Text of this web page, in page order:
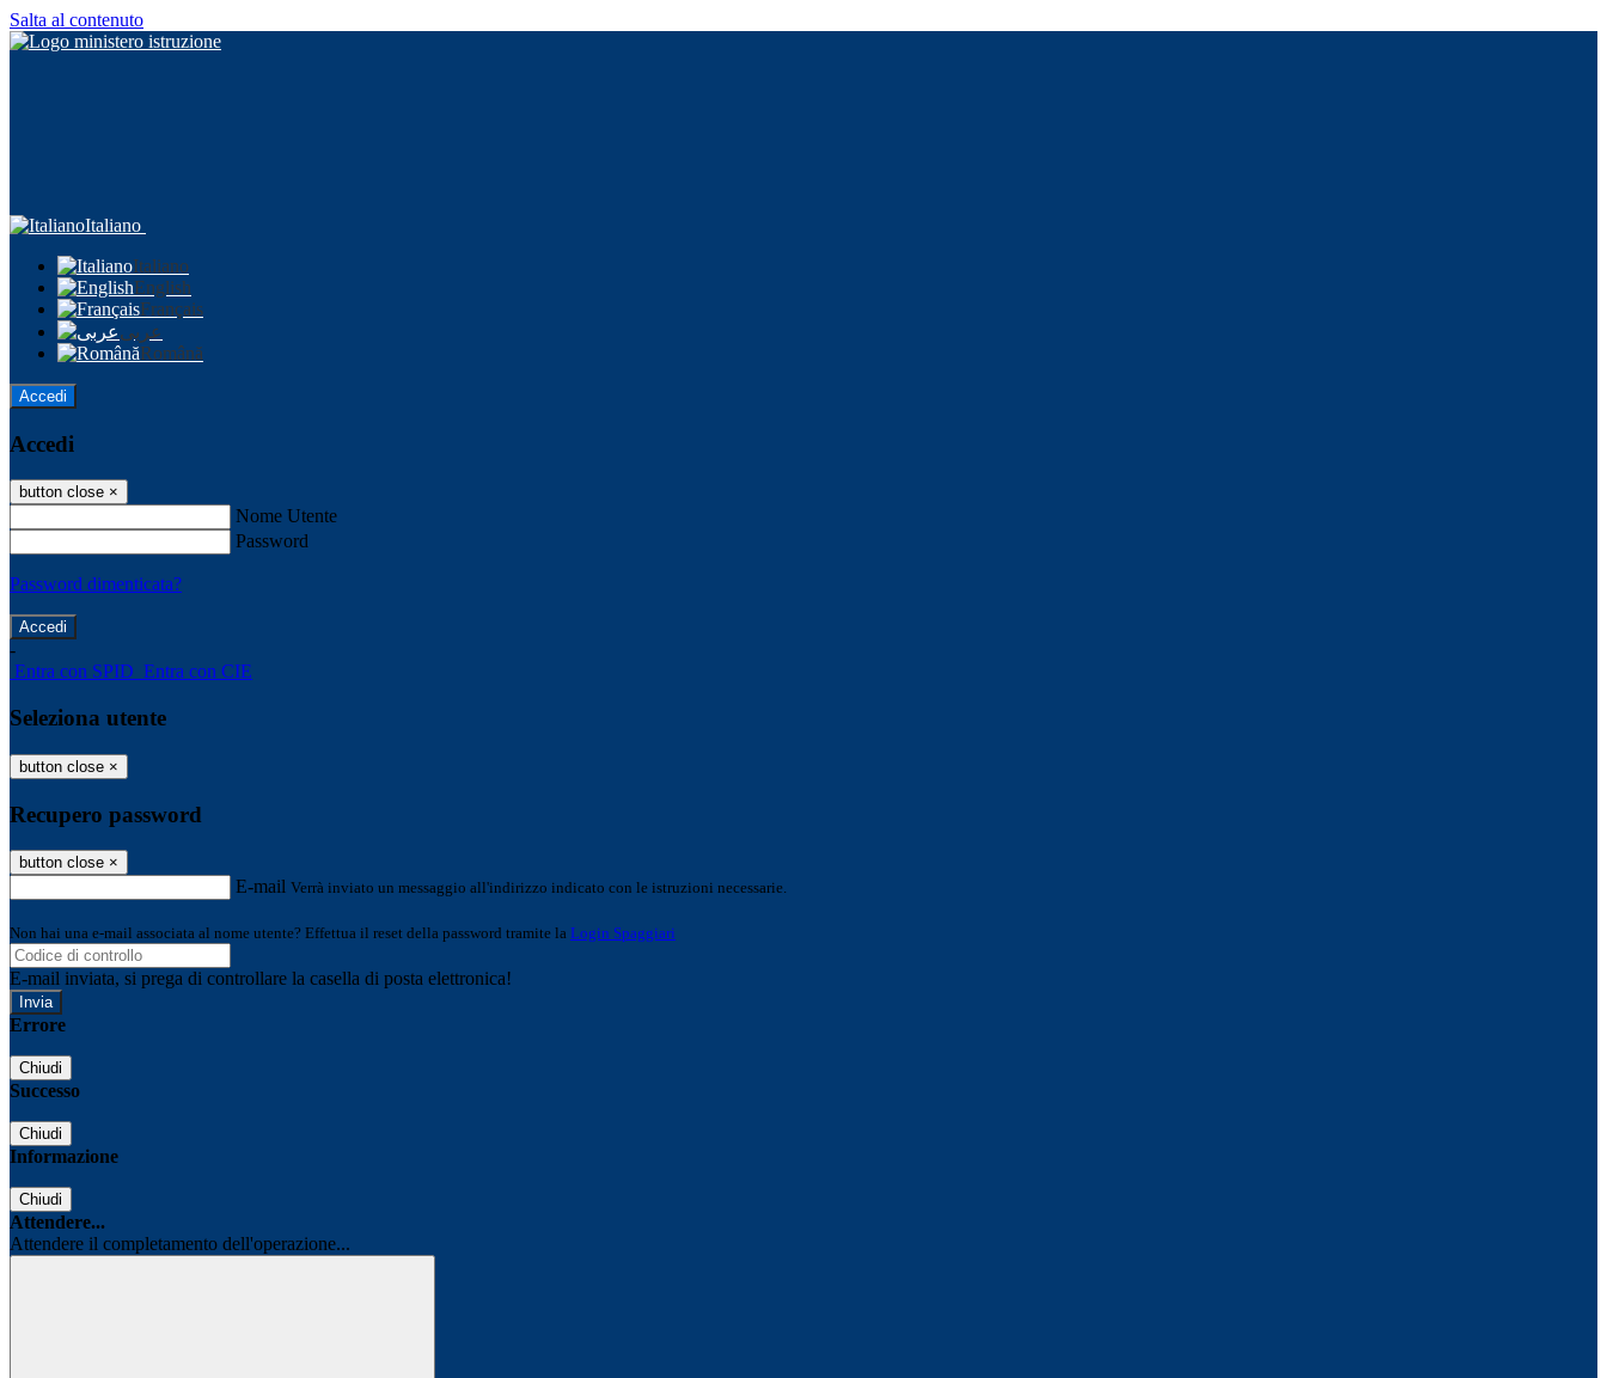
Salta al contenuto
Italiano
Italiano
English
Français
عربى
Română
Accedi
Accedi
button close ×
Nome Utente
Password
Password dimenticata?
-
Entra con SPID Entra con CIE
Seleziona utente
button close ×
Recupero password
button close ×
E-mail Verrà inviato un messaggio all'indirizzo indicato con le istruzioni necessarie.
Non hai una e-mail associata al nome utente? Effettua il reset della password tramite la Login Spaggiari
E-mail inviata, si prega di controllare la casella di posta elettronica!
Errore
Chiudi
Successo
Chiudi
Informazione
Chiudi
Attendere...
Attendere il completamento dell'operazione...